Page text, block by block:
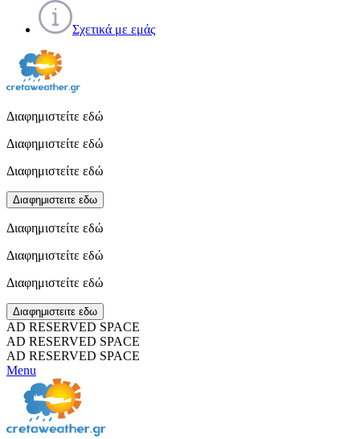
Σχετικά με εμάς
Διαφημιστείτε εδώ
Διαφημιστείτε εδώ
Διαφημιστείτε εδώ
Διαφημιστειτε εδω
Διαφημιστείτε εδώ
Διαφημιστείτε εδώ
Διαφημιστείτε εδώ
Διαφημιστειτε εδω
AD RESERVED SPACE
AD RESERVED SPACE
AD RESERVED SPACE
Menu